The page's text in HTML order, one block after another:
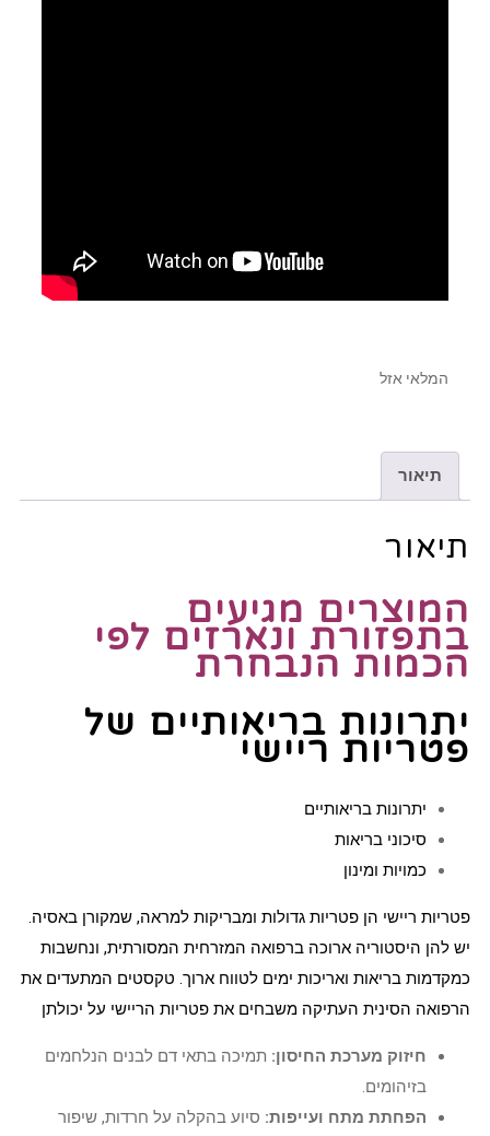
המלאי אזל
תיאור
תיאור
המוצרים מגיעים
בתפזורת ונארזים לפי
הכמות הנבחרת
יתרונות בריאותיים של
פטריות ריישי
יתרונות בריאותיים
סיכוני בריאות
כמויות ומינון
פטריות ריישי הן פטריות גדולות ומבריקות למראה, שמקורן באסיה.
יש להן היסטוריה ארוכה ברפואה המזרחית המסורתית, ונחשבות
כמקדמות בריאות ואריכות ימים לטווח ארוך. טקסטים המתעדים את
הרפואה הסינית העתיקה משבחים את פטריות הריישי על יכולתן
חיזוק מערכת החיסון: תמיכה בתאי דם לבנים הנלחמים
בזיהומים.
הפחתת מתח ועייפות: סיוע בהקלה על חרדות, שיפור